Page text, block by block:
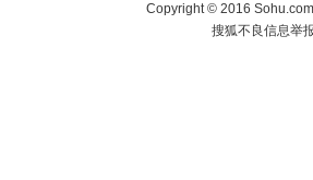
Copyright©2016
搜狐不良信息举